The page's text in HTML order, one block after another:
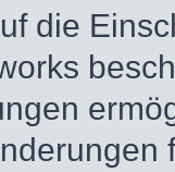
die